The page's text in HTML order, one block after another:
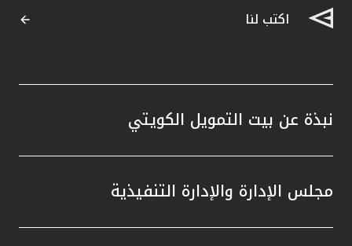
اكتب لنا
نبذة عن بيت التمويل الكويتي
مجلس الإدارة والإدارة التنفيذية